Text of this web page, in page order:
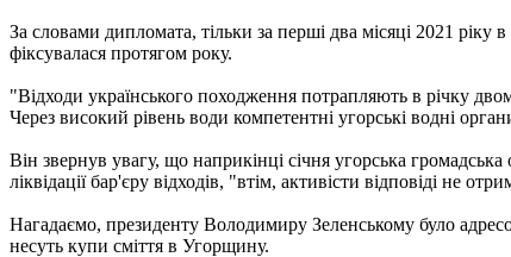
За словами дипломата, тільки за перші два місяці 2021 ріку
фіксувалася протягом року.
"Відходи українського походження потрапляють в річку
Через високий рівень води компетентні угорські водні
Він звернув увагу, що наприкінці січня угорська
ліквідації бар'єру відходів, "втім, активісти відповіді не
Нагадаємо, президенту Володимиру Зеленському було
несуть купи сміття в Угорщину.